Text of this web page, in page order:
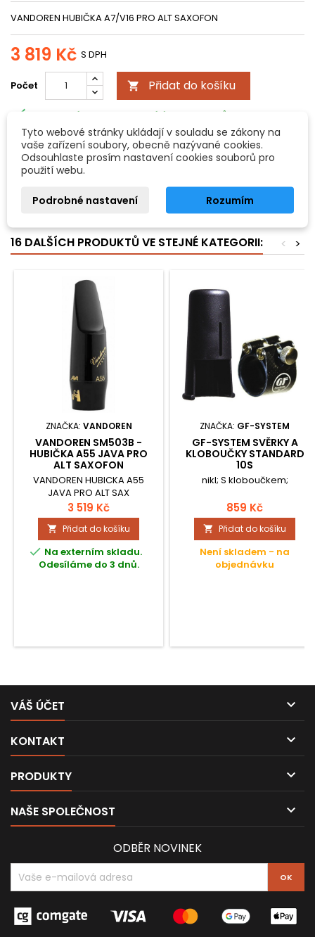
VANDOREN HUBIČKA A7/V16 PRO ALT SAXOFON
3 819 Kč S DPH
Počet  Přidat do košíku

Na externím skladu. Odesíláme do 3 dnů.
Všechny možnosti doručení
POPIS DETAILY PRODUKTU
hubička A7/V16 alt saxofon, střední komora
16 DALŠÍCH PRODUKTŮ VE STEJNÉ KATEGORII: >
<
ZNAČKA: VANDOREN
VANDOREN SM503B -
HUBIČKA A55 JAVA PRO
ALT SAXOFON
VANDOREN HUBICKA A55
JAVA PRO ALT SAX
3 519 Kč
 Přidat do košíku
 Na externím skladu.
Odesíláme do 3 dnů.
ZNAČKA: GF-SYSTEM
GF-SYSTEM SVĚRKY A
KLOBOUČKY STANDARD
10S
nikl; S kloboučkem;
859 Kč
 Přidat do košíku
Není skladem - na
objednávku
VÁŠ ÚČET 
KONTAKT 
PRODUKTY 
NAŠE SPOLEČNOST 
ODBĚR NOVINEK
Tyto webové stránky ukládají v souladu se zákony na
vaše zařízení soubory, obecně nazývané cookies.
Odsouhlaste prosím nastavení cookies souborů pro
použití webu.
Podrobné nastavení Rozumím